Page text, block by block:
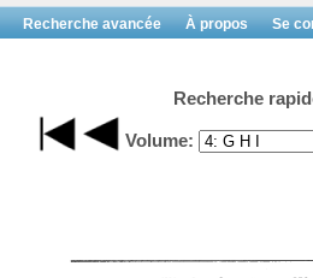
Recherche avancée À propos Se
Recherche
Volume: